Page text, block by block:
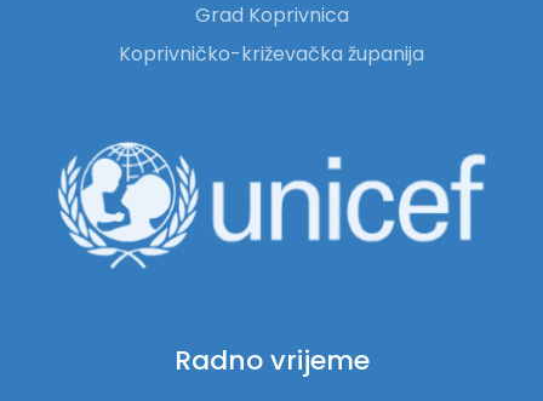
Grad Koprivnica
Koprivničko-križevačka županija
Radno vrijeme